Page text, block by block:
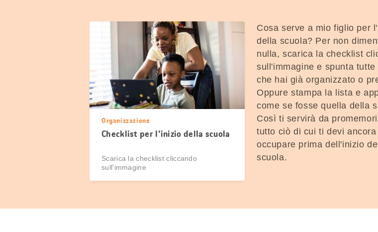
Organizzazione
Checklist per l'inizio della scuola
Scarica la checklist cliccando
sull'immagine
Cosa serve a mio figlio per
della scuola? Per non
nulla, scarica la checklist
sull'immagine e spunta tutte
che hai già organizzato o
Oppure stampa la lista e
come se fosse quella della
Così ti servirà da
tutto ciò di cui ti devi ancora
occupare prima dell'inizio
scuola.